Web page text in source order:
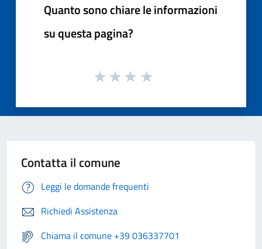
Quanto sono chiare le informazioni
su questa pagina?
Contatta il comune
Leggi le domande frequenti
Richiedi Assistenza
Chiama il comune +39 036337701